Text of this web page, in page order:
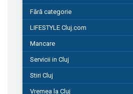
Fără categorie
LIFESTYLE Cluj.com
Mancare
Servicii in Cluj
Stiri Cluj
Vremea la Cluj